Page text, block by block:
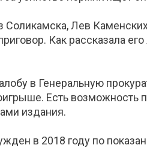
Соликамска, Лев
Как рассказала
в Генеральную
Есть возможность
издания.
в 2018 году по